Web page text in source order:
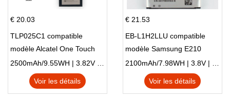
€ 20.03
TLP025C1 compatible
modèle Alcatel One Touch
Pop 4 Plus OT-5056D
2500mAh/9.55WH | 3.82V | Li-ion ...
Voir les détails
€ 21.53
EB-L1H2LLU compatible
modèle Samsung E210
E210K i939
2100mAh/7.98WH | 3.8V | Li-ion ...
Voir les détails